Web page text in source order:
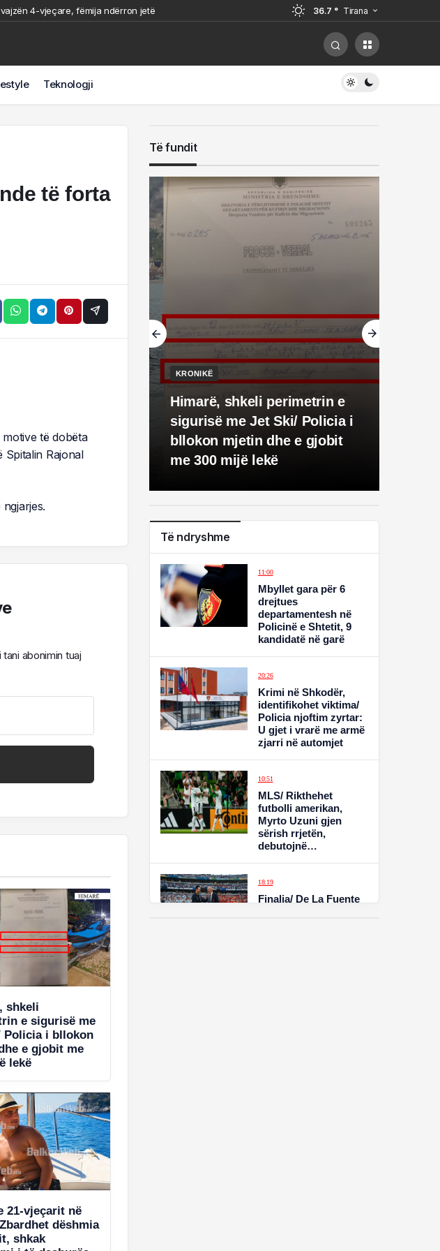
4-vjeçare, fëmija ndërron jetë
36.7 ° Tirana
Teknologji
të forta
të dobëta
Spitalin Rajonal
abonimin tuaj
shkeli
e sigurisë me
Policia i bllokon
e gjobit me
lekë
21-vjeçarit në
dëshmia
shkak
Të fundit
KRONIKË
Himarë, shkeli perimetrin e
sigurisë me Jet Ski/ Policia i
bllokon mjetin dhe e gjobit
me 300 mijë lekë
Të ndryshme
11:00
Mbyllet gara për 6
drejtues
departamentesh në
Policinë e Shtetit, 9
kandidatë në garë
20:26
Krimi në Shkodër,
identifikohet viktima/
Policia njoftim zyrtar:
U gjet i vrarë me armë
zjarri në automjet
10:51
MLS/ Rikthehet
futbolli amerikan,
Myrto Uzuni gjen
sërish rrjetën,
debutojnë
18:19
Finalja/ De La Fuente